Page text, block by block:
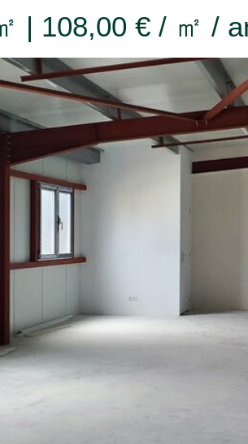
| 108,00 € / ㎡ /